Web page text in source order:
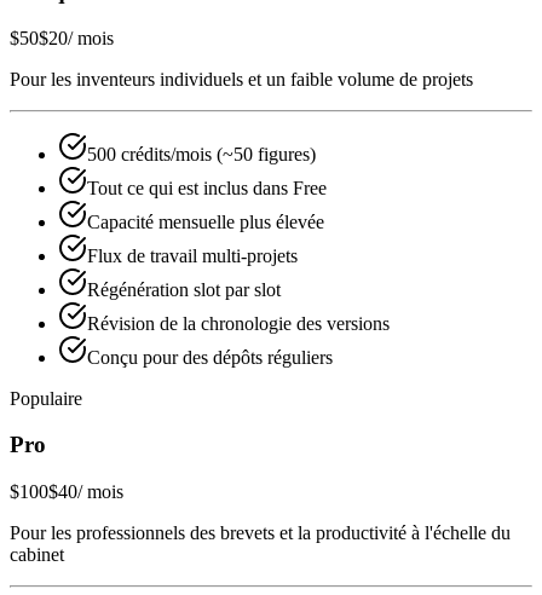
$50$20/ mois
Pour les inventeurs individuels et un faible volume de projets
500 crédits/mois (~50 figures)
Tout ce qui est inclus dans Free
Capacité mensuelle plus élevée
Flux de travail multi-projets
Régénération slot par slot
Révision de la chronologie des versions
Conçu pour des dépôts réguliers
Populaire
Pro
$100$40/ mois
Pour les professionnels des brevets et la productivité à l'échelle du
cabinet